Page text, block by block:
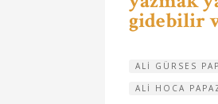
gidebilir
ALI GÜRSES
ALI HOCA